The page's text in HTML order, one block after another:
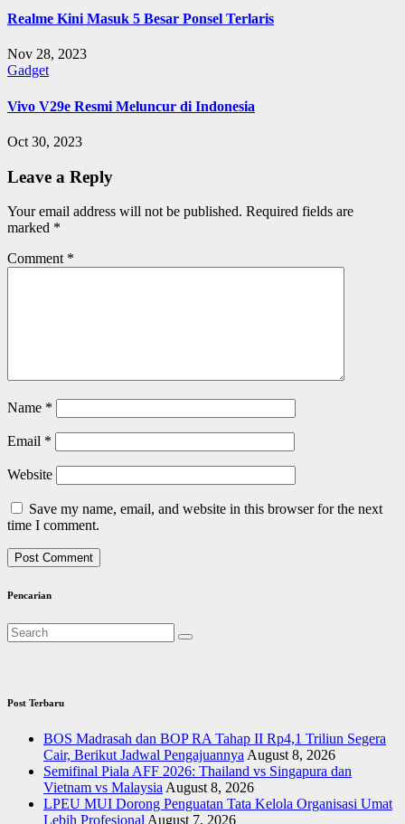
Realme Kini Masuk 5 Besar Ponsel Terlaris
Nov 28, 2023
Gadget
Vivo V29e Resmi Meluncur di Indonesia
Oct 30, 2023
Leave a Reply
Your email address will not be published. Required fields are
marked *
Comment *
Name *
Email *
Website
Save my name, email, and website in this browser for the next
time I comment.
Pencarian
Post Terbaru
BOS Madrasah dan BOP RA Tahap II Rp4,1 Triliun Segera
Cair, Berikut Jadwal Pengajuannya August 8, 2026
Semifinal Piala AFF 2026: Thailand vs Singapura dan
Vietnam vs Malaysia August 8, 2026
LPEU MUI Dorong Penguatan Tata Kelola Organisasi Umat
Lebih Profesional August 7, 2026